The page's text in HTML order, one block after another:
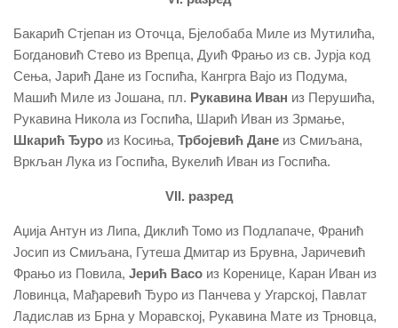
Бакарић Стјепан из Оточца, Бјелобаба Миле из Мутилића,
Богдановић Стево из Врепца, Дуић Фрањо из св. Јурја код
Сења, Јарић Дане из Госпића, Кангрга Вајо из Подума,
Машић Миле из Јошана, пл. Рукавина Иван из Перушића,
Рукавина Никола из Госпића, Шарић Иван из Зрмање,
Шкарић Ђуро из Косиња, Трбојевић Дане из Смиљана,
Вркљан Лука из Госпића, Вукелић Иван из Госпића.
VII. разред
Аџија Антун из Липа, Диклић Томо из Подлапаче, Франић
Јосип из Смиљана, Гутеша Дмитар из Брувна, Јаричевић
Фрањо из Повила, Јерић Васо из Коренице, Каран Иван из
Ловинца, Мађаревић Ђуро из Панчева у Угарској, Павлат
Ладислав из Брна у Моравској, Рукавина Мате из Трновца,